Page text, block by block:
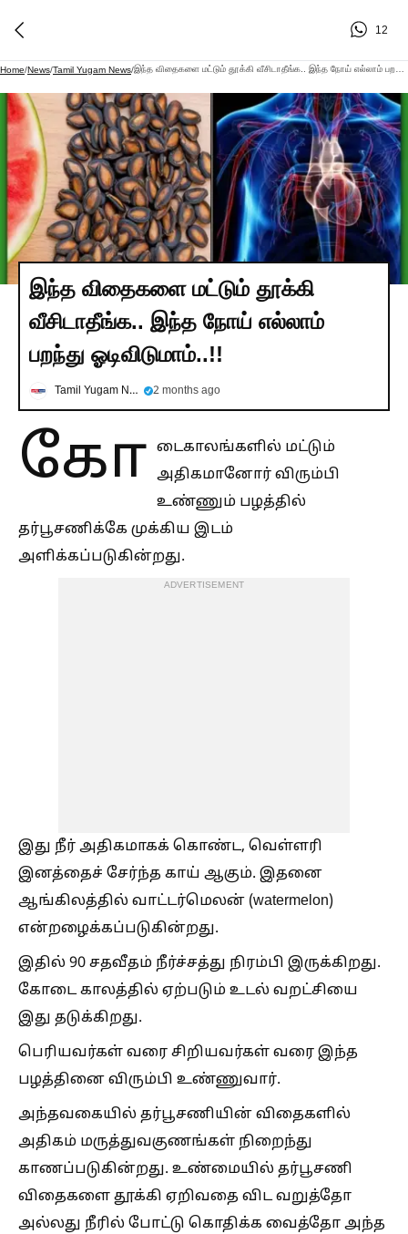
12
Home/News/Tamil Yugam News/
இந்த விதைகளை மட்டும் தூக்கி
வீசிடாதீங்க.. இந்த நோய் எல்லாம்
பறந்து ஓடிவிடுமாம்..!!
Tamil Yugam News 2 months ago
கோ டைகாலங்களில் மட்டும்
அதிகமானோர் விரும்பி
உண்ணும் பழத்தில்
தர்பூசணிக்கே முக்கிய இடம்
அளிக்கப்படுகின்றது.
ADVERTISEMENT
இது நீர் அதிகமாகக் கொண்ட, வெள்ளரி
இனத்தைச் சேர்ந்த காய் ஆகும். இதனை
ஆங்கிலத்தில் வாட்டர்மெலன் (watermelon)
என்றழைக்கப்படுகின்றது.
இதில் 90 சதவீதம் நீர்ச்சத்து நிரம்பி இருக்கிறது.
கோடை காலத்தில் ஏற்படும் உடல் வறட்சியை
இது தடுக்கிறது.
பெரியவர்கள் வரை சிறியவர்கள் வரை இந்த
பழத்தினை விரும்பி உண்ணுவார்.
அந்தவகையில் தர்பூசணியின் விதைகளில்
அதிகம் மருத்துவகுணங்கள் நிறைந்து
காணப்படுகின்றது. உண்மையில் தர்பூசணி
விதைகளை தூக்கி ஏறிவதை விட வறுத்தோ
அல்லது நீரில் போட்டு கொதிக்க வைத்தோ அந்த